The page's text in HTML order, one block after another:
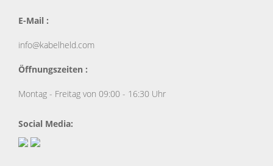
E-Mail :
info@kabelheld.com
Öffnungszeiten :
Montag - Freitag von 09:00 - 16:30 Uhr
Social Media: